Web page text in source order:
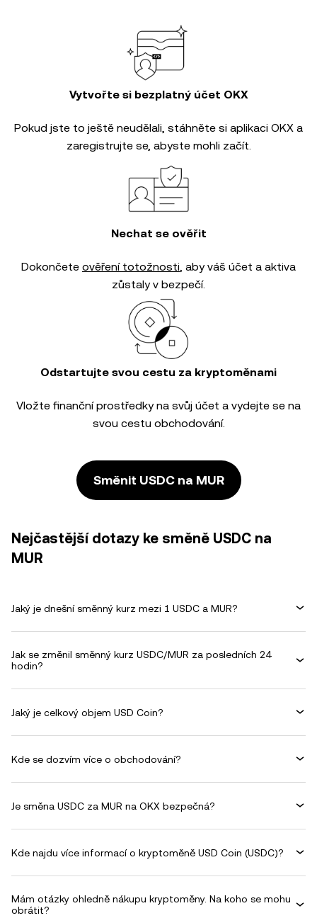
Vytvořte si bezplatný účet OKX
Pokud jste to ještě neudělali, stáhněte si aplikaci OKX a
zaregistrujte se, abyste mohli začít.
Nechat se ověřit
Dokončete ověření totožnosti, aby váš účet a aktiva
zůstaly v bezpečí.
Odstartujte svou cestu za kryptoměnami
Vložte finanční prostředky na svůj účet a vydejte se na
svou cestu obchodování.
Směnit USDC na MUR
Nejčastější dotazy ke směně USDC na
MUR
Jaký je dnešní směnný kurz mezi 1 USDC a MUR?
Jak se změnil směnný kurz USDC/MUR za posledních 24
hodin?
Jaký je celkový objem USD Coin?
Kde se dozvím více o obchodování?
Je směna USDC za MUR na OKX bezpečná?
Kde najdu více informací o kryptoměně USD Coin (USDC)?
Mám otázky ohledně nákupu kryptoměny. Na koho se mohu
obrátit?